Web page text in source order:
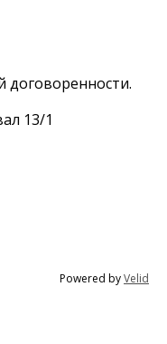
договоренности.
13/1
Powered byVelid